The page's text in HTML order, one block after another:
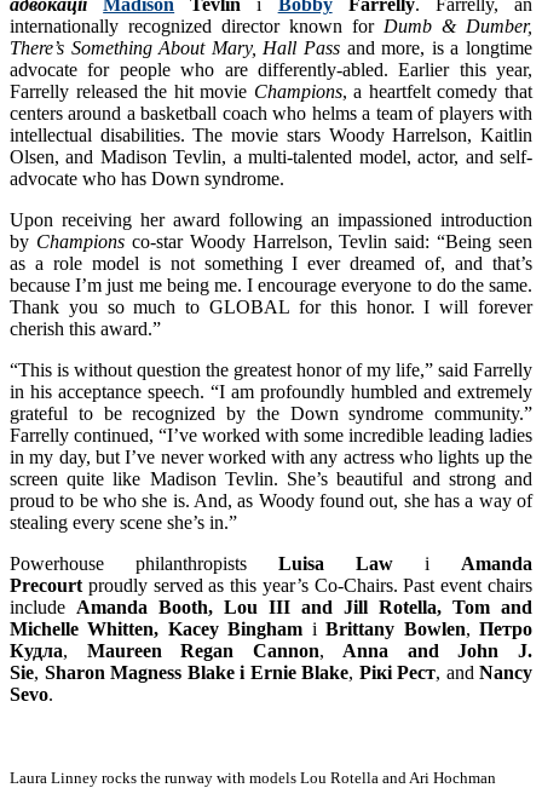
internationally recognized director known for Dumb & Dumber,
There’s Something About Mary, Hall Pass and more, is a longtime
advocate for people who are differently-abled. Earlier this year,
Farrelly released the hit movie Champions, a heartfelt comedy that
centers around a basketball coach who helms a team of players with
intellectual disabilities. The movie stars Woody Harrelson, Kaitlin
Olsen, and Madison Tevlin, a multi-talented model, actor, and self-
advocate who has Down syndrome.
Upon receiving her award following an impassioned introduction
by Champions co-star Woody Harrelson, Tevlin said: “Being seen
as a role model is not something I ever dreamed of, and that’s
because I’m just me being me. I encourage everyone to do the same.
Thank you so much to GLOBAL for this honor. I will forever
cherish this award.”
“This is without question the greatest honor of my life,” said Farrelly
in his acceptance speech. “I am profoundly humbled and extremely
grateful to be recognized by the Down syndrome community.”
Farrelly continued, “I’ve worked with some incredible leading ladies
in my day, but I’ve never worked with any actress who lights up the
screen quite like Madison Tevlin. She’s beautiful and strong and
proud to be who she is. And, as Woody found out, she has a way of
stealing every scene she’s in.”
Powerhouse philanthropists Luisa Law і Amanda
Precourt proudly served as this year’s Co-Chairs. Past event chairs
include Amanda Booth, Lou III and Jill Rotella, Tom and
Michelle Whitten, Kacey Bingham і Brittany Bowlen,Петро
Кудла, Maureen Regan Cannon, Anna and John J.
Sie, Sharon Magness Blake і Ernie Blake, Рікі Рест, and Nancy
Sevo.
Laura Linney rocks the runway with models Lou Rotella and Ari Hochman